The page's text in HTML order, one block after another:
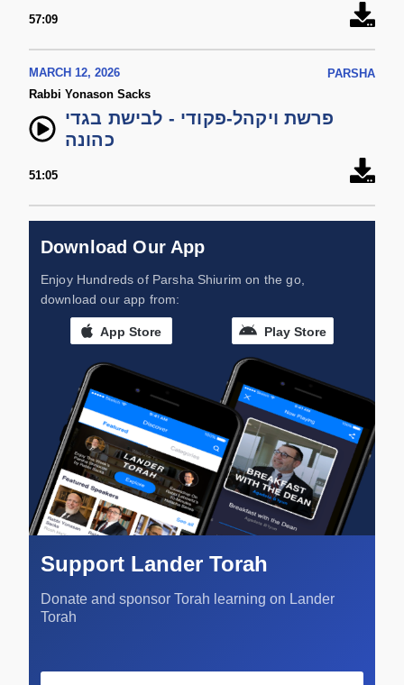
57:09
MARCH 12, 2026
PARSHA
Rabbi Yonason Sacks
פרשת ויקהל-פקודי - לבישת בגדי
כהונה
51:05
Download Our App
Enjoy Hundreds of Parsha Shiurim on the go,
download our app from:
App Store Play Store
Support Lander Torah
Donate and sponsor Torah learning on Lander
Torah